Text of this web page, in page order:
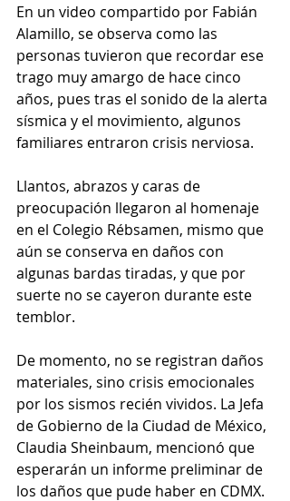
En un video compartido por Fabián
Alamillo, se observa como las
personas tuvieron que recordar ese
trago muy amargo de hace cinco
años, pues tras el sonido de la alerta
sísmica y el movimiento, algunos
familiares entraron crisis nerviosa.
Llantos, abrazos y caras de
preocupación llegaron al homenaje
en el Colegio Rébsamen, mismo que
aún se conserva en daños con
algunas bardas tiradas, y que por
suerte no se cayeron durante este
temblor.
De momento, no se registran daños
materiales, sino crisis emocionales
por los sismos recién vividos. La Jefa
de Gobierno de la Ciudad de México,
Claudia Sheinbaum, mencionó que
esperarán un informe preliminar de
los daños que pude haber en CDMX.